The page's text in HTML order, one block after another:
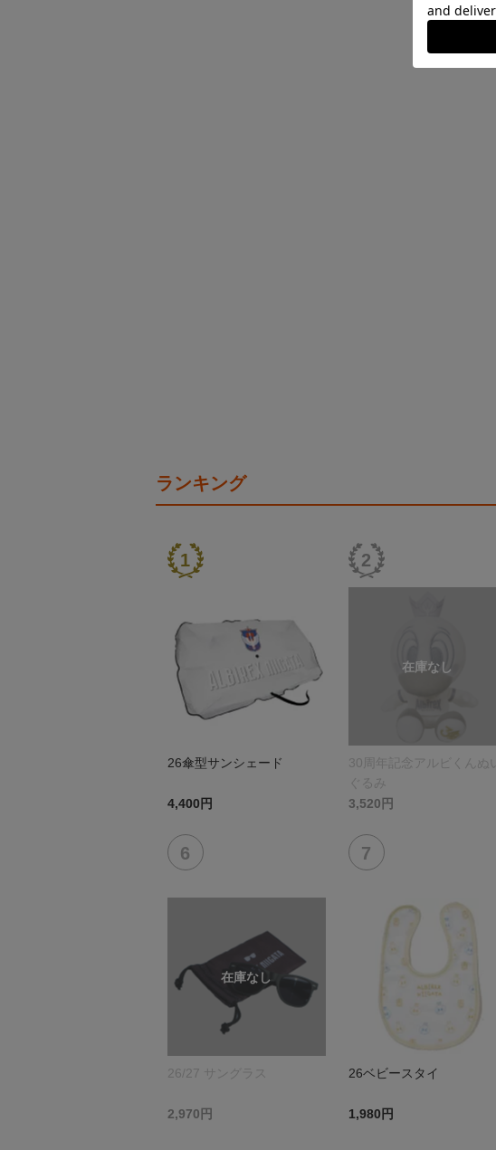
ランキング
26傘型サンシェード
4,400円
30周年記念アルビくんぬい
ぐるみ
3,520円
26/27 サングラス
2,970円
26ベビースタイ
1,980円